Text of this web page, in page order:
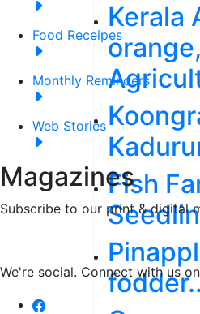
Food Receipes
Monthly Reminders
Web Stories
Magazines
Subscribe to our print & digital
We're social. Connect with us
Kerala
Fish